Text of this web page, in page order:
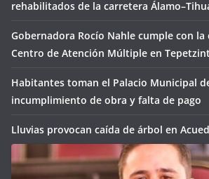
rehabilitados de la carretera
Gobernadora Rocío Nahle cumple con
Centro de Atención Múltiple en
Habitantes toman el Palacio Municipal
incumplimiento de obra y falta de pago
Lluvias provocan caída de árbol en